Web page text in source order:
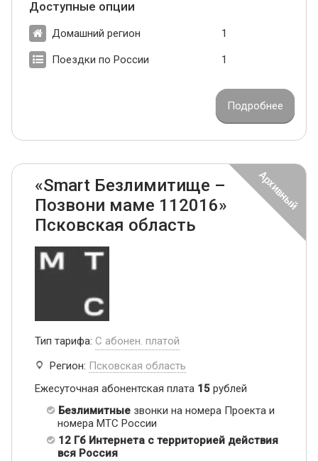
Доступные опции
Домашний регион 1
Поездки по России 1
Подробнее
«Smart Безлимитище –
Позвони маме 112016»
Псковская область
Тип тарифа: С абонен. платой
Регион: Псковская область
Ежесуточная абонентская плата 15 рублей
Безлимитные звонки на номера Проекта и
номера МТС России
12 Гб Интернета с территорией действия
вся Россия